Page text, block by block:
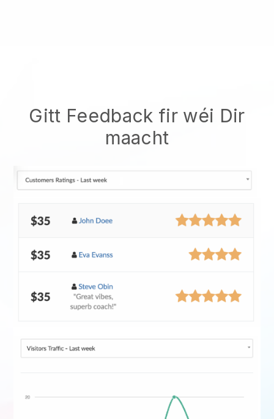
Gitt Feedback fir wéi Dir
maacht